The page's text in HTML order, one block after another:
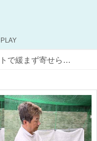
PLAY
インパクトで緩まず寄せられる！ 「体で運ぶアプローチ」を試してみた